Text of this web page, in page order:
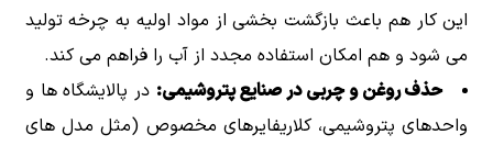
این کار هم باعث بازگشت بخشی از مواد اولیه به چرخه تولید
می شود و هم امکان استفاده مجدد از آب را فراهم می کند.
حذف روغن و چربی در صنایع پتروشیمی: در پالایشگاه ها و
واحدهای پتروشیمی، کلاریفایرهای مخصوص (مثل مدل های